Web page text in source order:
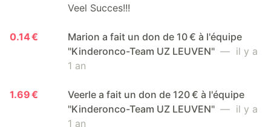
Veel Succes!!!
0.14 €
Marion a fait un don de 10 € à l'équipe
"Kinderonco-Team UZ LEUVEN" — il y a
1 an
1.69 €
Veerle a fait un don de 120 € à l'équipe
"Kinderonco-Team UZ LEUVEN" — il y a
1 an